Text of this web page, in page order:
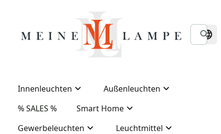
Innenleuchten
Außenleuchten
% SALES %
Smart Home
Gewerbeleuchten
Leuchtmittel